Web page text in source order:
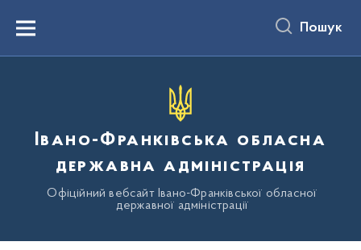
вмістуMenu Пошук
Івано-Франківська обласна
державна адміністрація
Офіційний вебсайт Івано-Франківської обласної
державної адміністрації